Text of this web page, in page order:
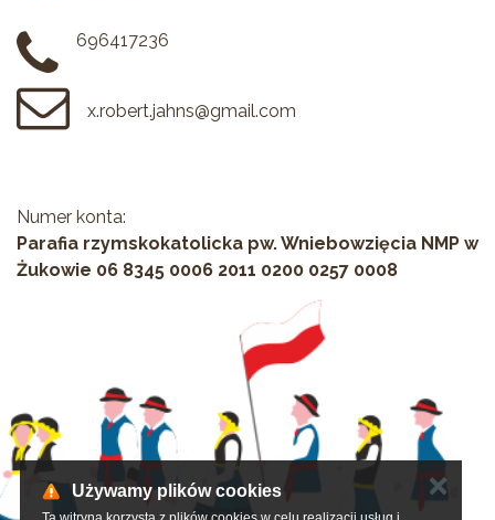
696417236
x.robert.jahns@gmail.com
Numer konta:
Parafia rzymskokatolicka pw. Wniebowzięcia NMP w
Żukowie 06 8345 0006 2011 0200 0257 0008
Używamy plików cookies ✕